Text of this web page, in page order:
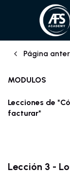
Página
MODULOS
Lecciones de
facturar"
Lección 3 -